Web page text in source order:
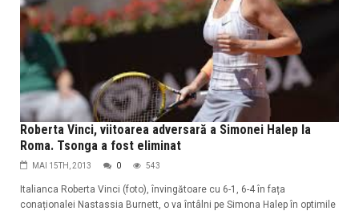
Roberta Vinci, viitoarea adversară a Simonei Halep la
Roma. Tsonga a fost eliminat
MAI 15TH, 2013 0 543
Italianca Roberta Vinci (foto), învingătoare cu 6-1, 6-4 în fața
conaționalei Nastassia Burnett, o va întâlni pe Simona Halep în optimile